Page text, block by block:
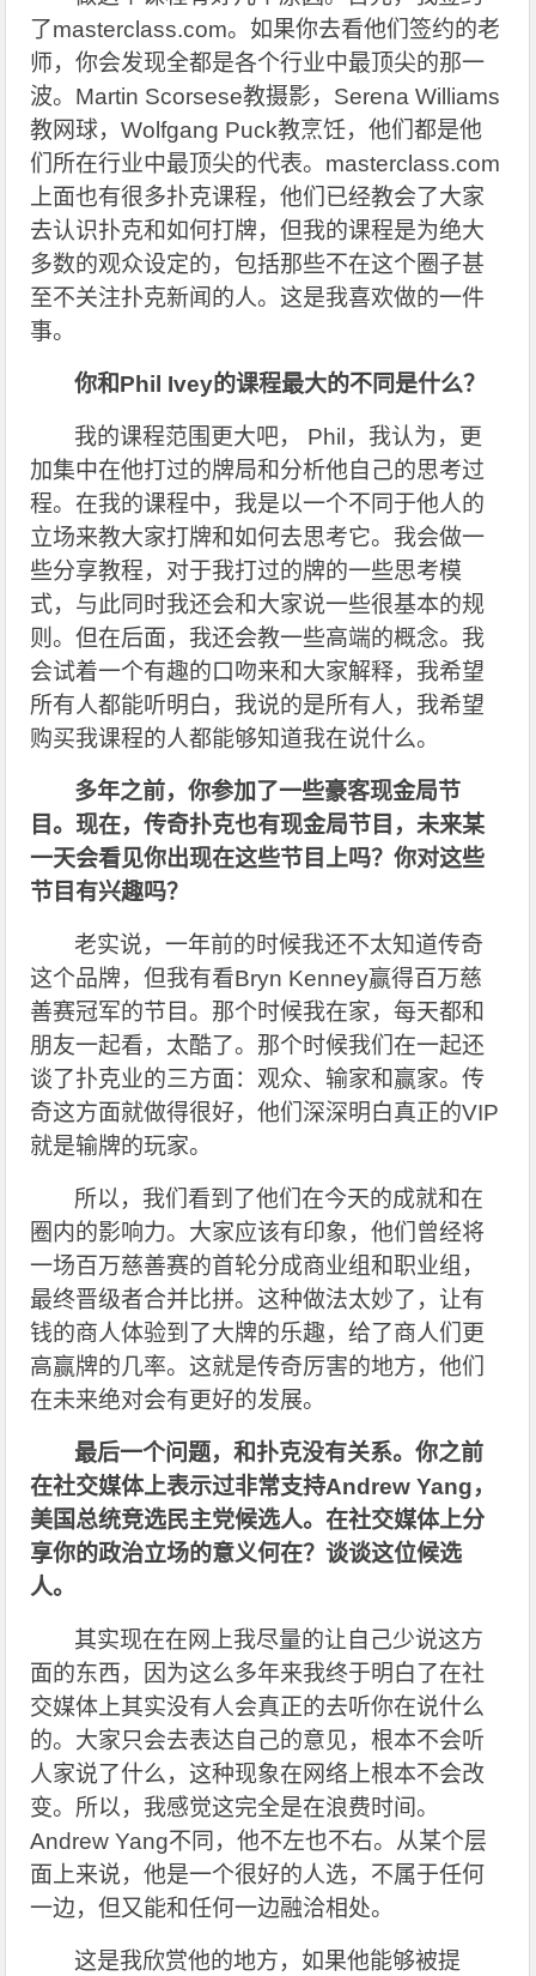
了masterclass.com。如果你去看他们签约的老
师，你会发现全都是各个行业中最顶尖的那一
波。Martin Scorsese教摄影，Serena Williams
教网球，Wolfgang Puck教烹饪，他们都是他
们所在行业中最顶尖的代表。masterclass.com
上面也有很多扑克课程，他们已经教会了大家
去认识扑克和如何打牌，但我的课程是为绝大
多数的观众设定的，包括那些不在这个圈子甚
至不关注扑克新闻的人。这是我喜欢做的一件
事。
你和Phil Ivey的课程最大的不同是什么？
我的课程范围更大吧， Phil，我认为，更
加集中在他打过的牌局和分析他自己的思考过
程。在我的课程中，我是以一个不同于他人的
立场来教大家打牌和如何去思考它。我会做一
些分享教程，对于我打过的牌的一些思考模
式，与此同时我还会和大家说一些很基本的规
则。但在后面，我还会教一些高端的概念。我
会试着一个有趣的口吻来和大家解释，我希望
所有人都能听明白，我说的是所有人，我希望
购买我课程的人都能够知道我在说什么。
多年之前，你参加了一些豪客现金局节
目。现在，传奇扑克也有现金局节目，未来某
一天会看见你出现在这些节目上吗？你对这些
节目有兴趣吗？
老实说，一年前的时候我还不太知道传奇
这个品牌，但我有看Bryn Kenney赢得百万慈
善赛冠军的节目。那个时候我在家，每天都和
朋友一起看，太酷了。那个时候我们在一起还
谈了扑克业的三方面：观众、输家和赢家。传
奇这方面就做得很好，他们深深明白真正的VIP
就是输牌的玩家。
所以，我们看到了他们在今天的成就和在
圈内的影响力。大家应该有印象，他们曾经将
一场百万慈善赛的首轮分成商业组和职业组，
最终晋级者合并比拼。这种做法太妙了，让有
钱的商人体验到了大牌的乐趣，给了商人们更
高赢牌的几率。这就是传奇厉害的地方，他们
在未来绝对会有更好的发展。
最后一个问题，和扑克没有关系。你之前
在社交媒体上表示过非常支持Andrew Yang，
美国总统竞选民主党候选人。在社交媒体上分
享你的政治立场的意义何在？谈谈这位候选
人。
其实现在在网上我尽量的让自己少说这方
面的东西，因为这么多年来我终于明白了在社
交媒体上其实没有人会真正的去听你在说什么
的。大家只会去表达自己的意见，根本不会听
人家说了什么，这种现象在网络上根本不会改
变。所以，我感觉这完全是在浪费时间。
Andrew Yang不同，他不左也不右。从某个层
面上来说，他是一个很好的人选，不属于任何
一边，但又能和任何一边融洽相处。
这是我欣赏他的地方，如果他能够被提